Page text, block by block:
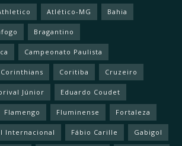
Atlético-MG Bahia
Bragantino
Campeonato Paulista
Corinthians Coritiba Cruzeiro
Júnior Eduardo Coudet
Flamengo Fluminense Fortaleza
Internacional Fábio Carille Gabigol